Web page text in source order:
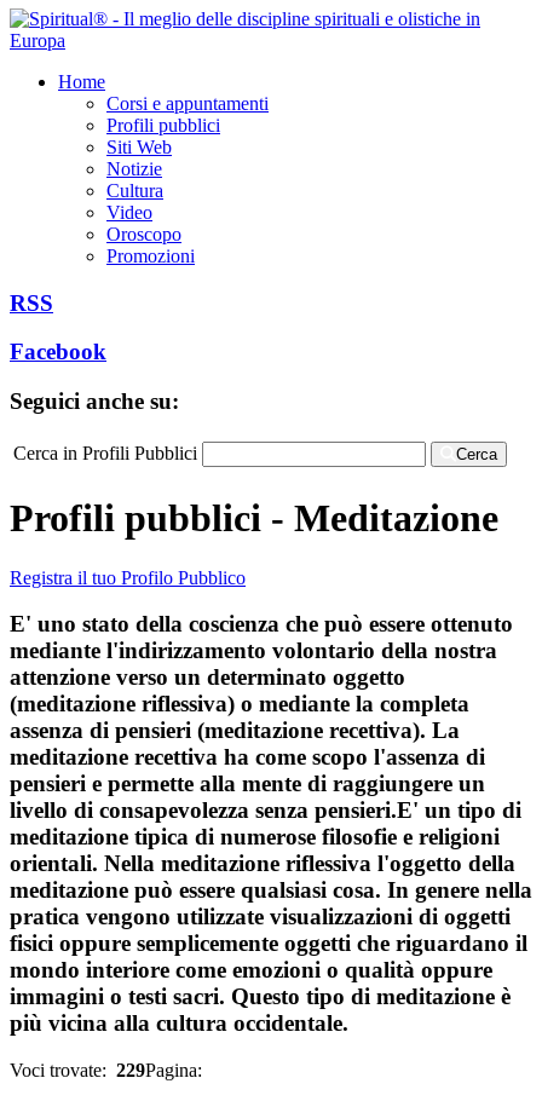
Home
Corsi e appuntamenti
Profili pubblici
Siti Web
Notizie
Cultura
Video
Oroscopo
Promozioni
RSS
Facebook
Seguici anche su:
Cerca in Profili Pubblici Cerca
Profili pubblici - Meditazione
Registra il tuo Profilo Pubblico
E' uno stato della coscienza che può essere ottenuto
mediante l'indirizzamento volontario della nostra
attenzione verso un determinato oggetto
(meditazione riflessiva) o mediante la completa
assenza di pensieri (meditazione recettiva). La
meditazione recettiva ha come scopo l'assenza di
pensieri e permette alla mente di raggiungere un
livello di consapevolezza senza pensieri.E' un tipo di
meditazione tipica di numerose filosofie e religioni
orientali. Nella meditazione riflessiva l'oggetto della
meditazione può essere qualsiasi cosa. In genere nella
pratica vengono utilizzate visualizzazioni di oggetti
fisici oppure semplicemente oggetti che riguardano il
mondo interiore come emozioni o qualità oppure
immagini o testi sacri. Questo tipo di meditazione è
più vicina alla cultura occidentale.
Voci trovate: 229Pagina: